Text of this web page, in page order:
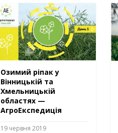
Озимий ріпак у
Вінницькій тa
Хмельницькій
облacтях —
AгроЕкспедиція
19 червня 2019